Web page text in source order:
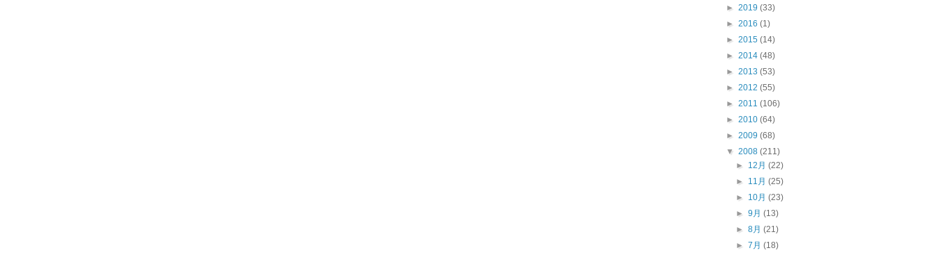
► 2019 (33)
► 2016 (1)
► 2015 (14)
► 2014 (48)
► 2013 (53)
► 2012 (55)
► 2011 (106)
► 2010 (64)
► 2009 (68)
▼ 2008 (211)
► 12月(22)
► 11月(25)
► 10月(23)
►9月(13)
►8月(21)
►7月(18)